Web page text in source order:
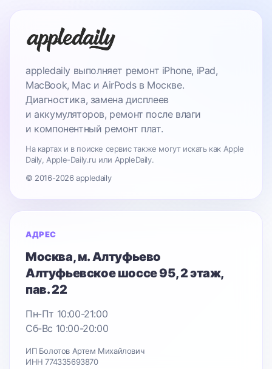
appledaily выполняет ремонт iPhone, iPad,
MacBook, Mac и AirPods в Москве.
Диагностика, замена дисплеев
и аккумуляторов, ремонт после влаги
и компонентный ремонт плат.
На картах и в поиске сервис также могут искать как Apple
Daily, Apple-Daily.ru или AppleDaily.
© 2016-2026 appledaily
АДРЕС
Москва, м. Алтуфьево
Алтуфьевское шоссе 95, 2 этаж,
пав. 22
Пн-Пт 10:00-21:00
Сб-Вс 10:00-20:00
ИП Болотов Артем Михайлович
ИНН 774335693870